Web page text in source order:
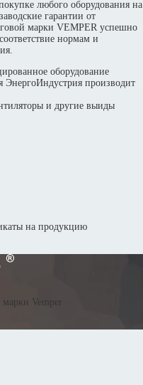
любого оборудования на
гарантии от
марки VEMPER успешно
нормам и
оборудование
ЭнергоИндустрия производит
и другие выиды
на продукцию
Vemper
67 18
8 (351) 799-58-33